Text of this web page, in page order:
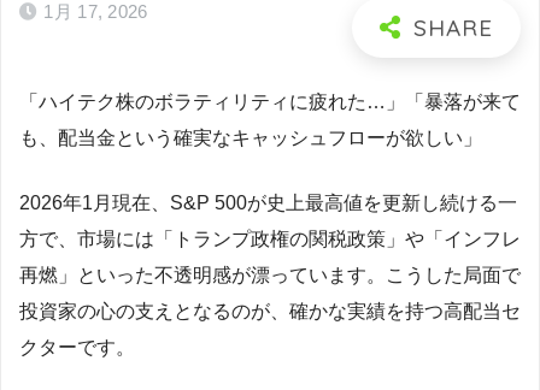
1月 17, 2026
「ハイテク株のボラティリティに疲れた…」「暴落が来て
も、配当金という確実なキャッシュフローが欲しい」
2026年1月現在、S&P 500が史上最高値を更新し続ける一
方で、市場には「トランプ政権の関税政策」や「インフレ
再燃」といった不透明感が漂っています。こうした局面で
投資家の心の支えとなるのが、確かな実績を持つ高配当セ
クターです。